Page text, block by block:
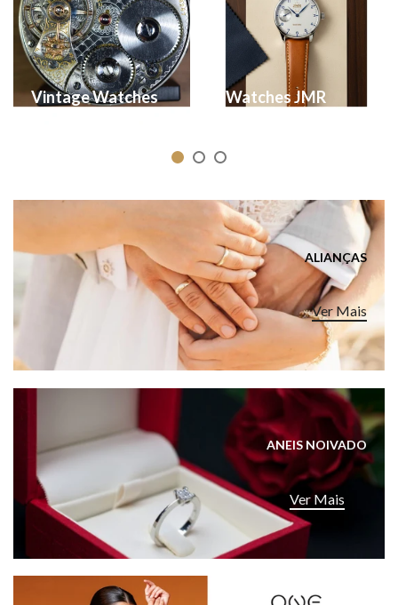
Vintage Watches Watches JMR
ALIANÇAS
Ver Mais
ANEIS NOIVADO
Ver Mais